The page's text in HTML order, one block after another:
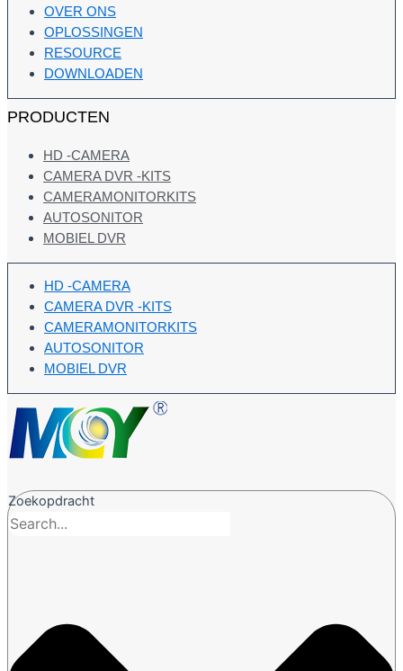
OVER ONS
OPLOSSINGEN
RESOURCE
DOWNLOADEN
PRODUCTEN
HD -CAMERA
CAMERA DVR -KITS
CAMERAMONITORKITS
AUTOSONITOR
MOBIEL DVR
HD -CAMERA
CAMERA DVR -KITS
CAMERAMONITORKITS
AUTOSONITOR
MOBIEL DVR
Zoekopdracht